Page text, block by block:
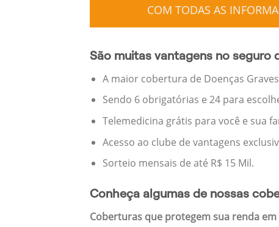
COM TODAS AS
São muitas vantagens no seguro
A maior cobertura de Doenças
Sendo 6 obrigatórias e 24 para
Telemedicina grátis para você e sua
Acesso ao clube de vantagens
Sorteio mensais de até R$ 15 Mil.
Conheça algumas de nossas
Coberturas que protegem sua renda